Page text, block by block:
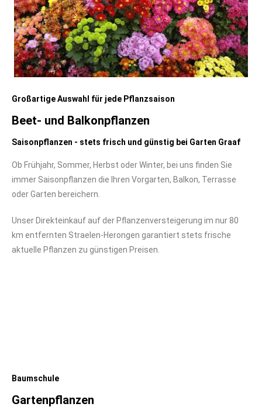
Großartige Auswahl für jede Pflanzsaison
Beet- und Balkonpflanzen
Saisonpflanzen - stets frisch und günstig bei Garten Graaf
Ob Frühjahr, Sommer, Herbst oder Winter, bei uns finden Sie
immer Saisonpflanzen die Ihren Vorgarten, Balkon, Terrasse
oder Garten bereichern.
Unser Direkteinkauf auf der Pflanzenversteigerung im nur 80
km entfernten Straelen-Herongen garantiert stets frische
aktuelle Pflanzen zu günstigen Preisen.
Baumschule
Gartenpflanzen